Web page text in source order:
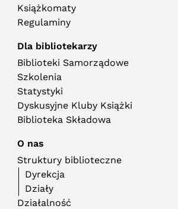
Książkomaty
Regulaminy
Dla bibliotekarzy
Biblioteki Samorządowe
Szkolenia
Statystyki
Dyskusyjne Kluby Książki
Biblioteka Składowa
O nas
Struktury biblioteczne
Dyrekcja
Działy
Działalność